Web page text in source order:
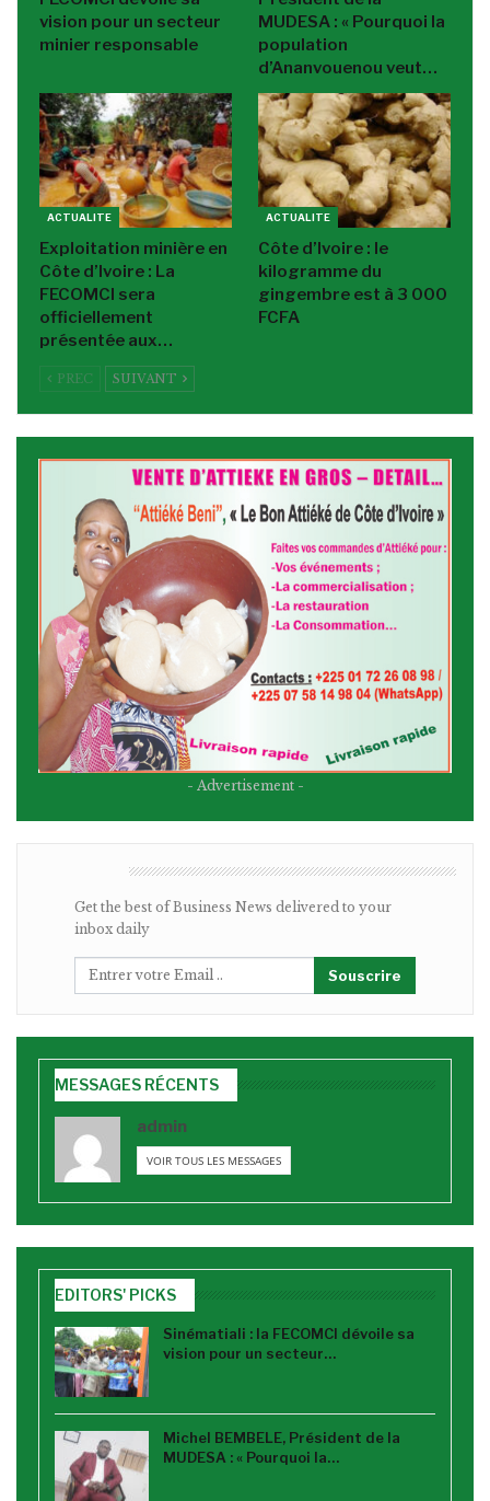
vision pour un secteur
minier responsable
MUDESA : « Pourquoi la
population
d’Ananvouenou veut…
ACTUALITE
Exploitation minière en
Côte d’Ivoire : La
FECOMCI sera
officiellement
présentée aux…
ACTUALITE
Côte d’Ivoire : le
kilogramme du
gingembre est à 3 000
FCFA
PREC SUIVANT
- Advertisement -
Get the best of Business News delivered to your
inbox daily
Souscrire
MESSAGES RÉCENTS
admin
VOIR TOUS LES MESSAGES
EDITORS' PICKS
Sinématiali : la FECOMCI dévoile sa
vision pour un secteur…
Michel BEMBELE, Président de la
MUDESA : « Pourquoi la…